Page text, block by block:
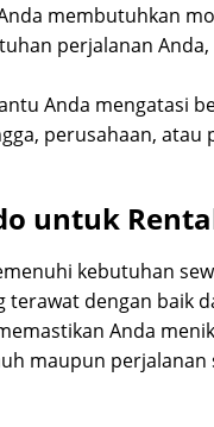
membutuhkan
perjalanan
Anda mengatasi
perusahaan,
untuk
kebutuhan
dengan baik
Anda
maupun perjalanan